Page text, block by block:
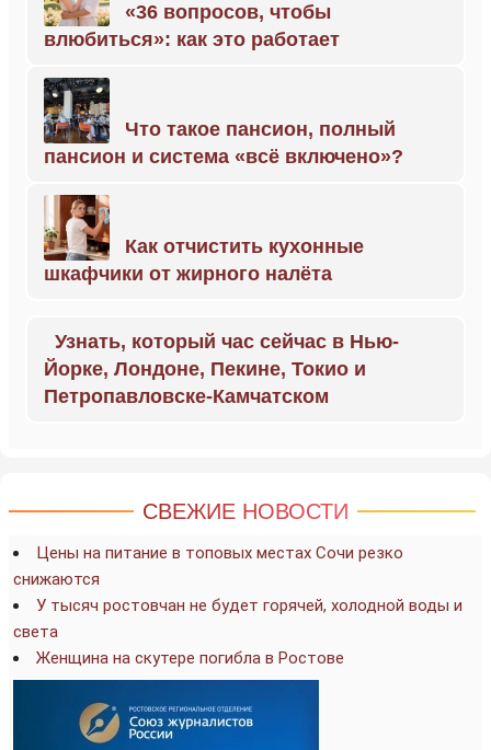
«36 вопросов, чтобы
влюбиться»: как это работает
Что такое пансион, полный
пансион и система «всё включено»?
Как отчистить кухонные
шкафчики от жирного налёта
Узнать, который час сейчас в Нью-
Йорке, Лондоне, Пекине, Токио и
Петропавловске-Камчатском
СВЕЖИЕ НОВОСТИ
Цены на питание в топовых местах Сочи резко
снижаются
У тысяч ростовчан не будет горячей, холодной воды и
света
Женщина на скутере погибла в Ростове